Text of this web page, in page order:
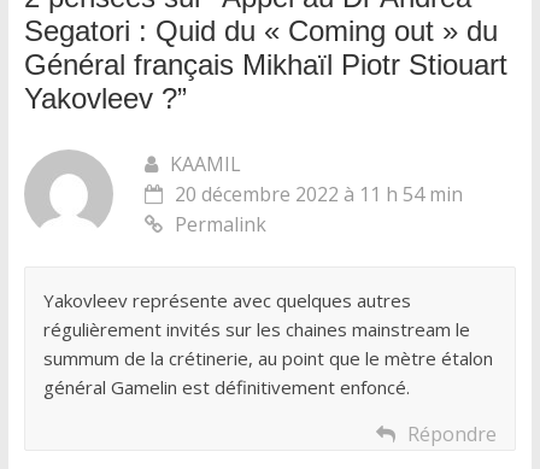
Segatori : Quid du « Coming out » du
Général français Mikhaïl Piotr Stiouart
Yakovleev ?”
KAAMIL
20 décembre 2022 à 11 h 54 min
Permalink
Yakovleev représente avec quelques autres
régulièrement invités sur les chaines mainstream le
summum de la crétinerie, au point que le mètre étalon
général Gamelin est définitivement enfoncé.
Répondre